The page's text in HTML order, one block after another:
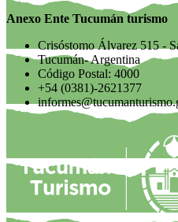
Anexo Ente Tucumán turismo
Crisóstomo Álvarez 515 -
Tucumán- Argentina
Código Postal: 4000
+54 (0381)-2621377